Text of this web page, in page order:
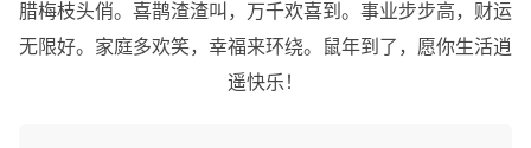
腊梅枝头俏。喜鹊渣渣叫，万千欢喜到。事业步步高，财运
无限好。家庭多欢笑，幸福来环绕。鼠年到了，愿你生活逍
遥快乐！